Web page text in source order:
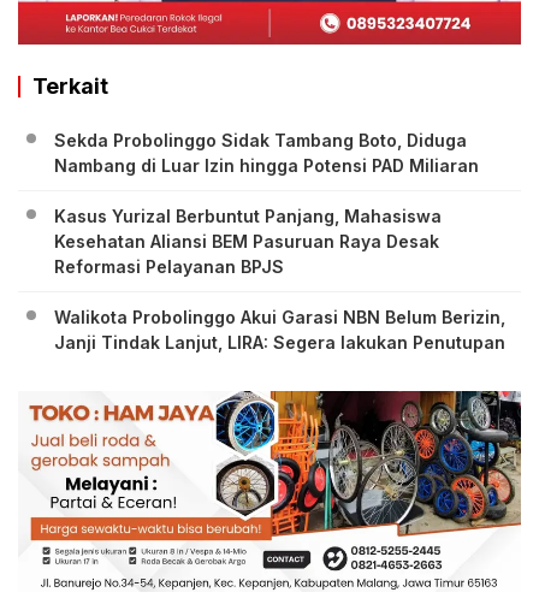
Terkait
Sekda Probolinggo Sidak Tambang Boto, Diduga
Nambang di Luar Izin hingga Potensi PAD Miliaran
Kasus Yurizal Berbuntut Panjang, Mahasiswa
Kesehatan Aliansi BEM Pasuruan Raya Desak
Reformasi Pelayanan BPJS
Walikota Probolinggo Akui Garasi NBN Belum Berizin,
Janji Tindak Lanjut, LIRA: Segera lakukan Penutupan